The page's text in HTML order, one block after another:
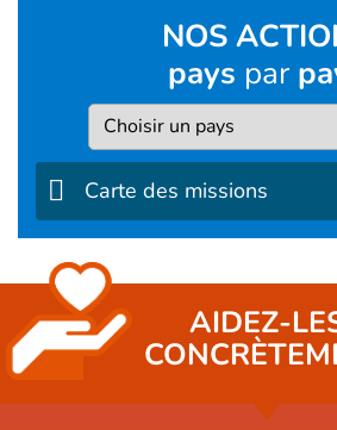
NOS
pays par
Pays
Carte des missions
AIDEZ-